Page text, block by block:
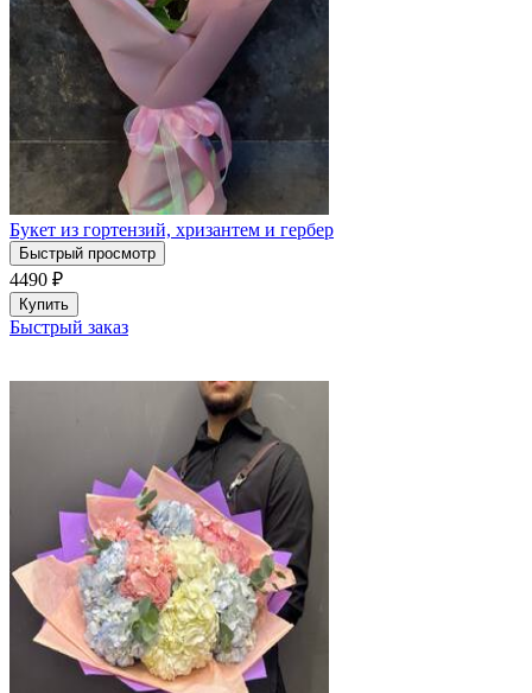
Букет из гортензий, хризантем и гербер
Быстрый просмотр
4490 ₽
Купить
Быстрый заказ